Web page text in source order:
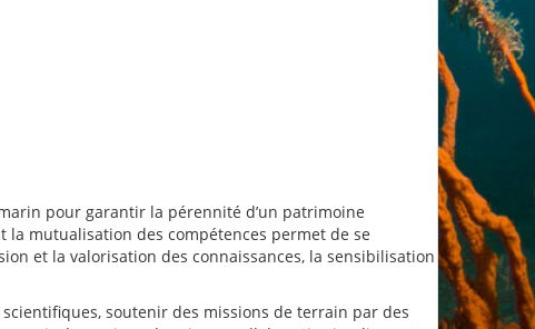
pour garantir la pérennité d’un patrimoine
mutualisation des compétences permet de se
et la valorisation des connaissances, la sensibilisation
soutenir des missions de terrain par des